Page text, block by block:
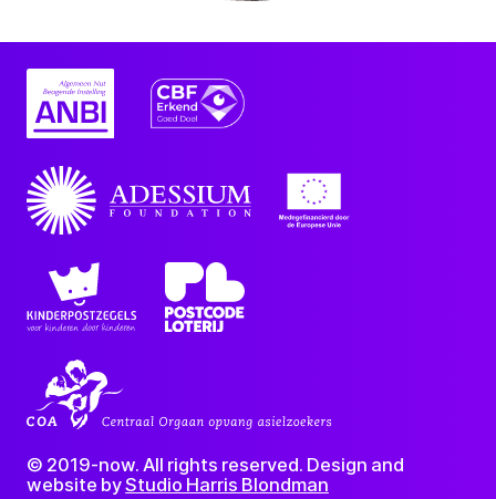
© 2019-now. All rights reserved. Design and
website byStudio Harris Blondman